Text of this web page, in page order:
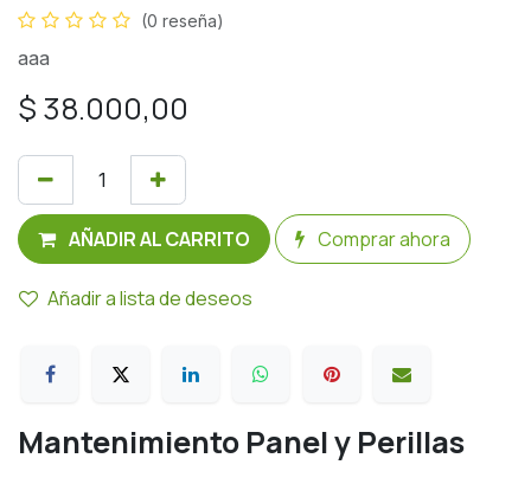
(0 reseña)
aaa
$ 38.000,00
AÑADIR AL CARRITO Comprar ahora
Añadir a lista de deseos
Mantenimiento Panel y Perillas